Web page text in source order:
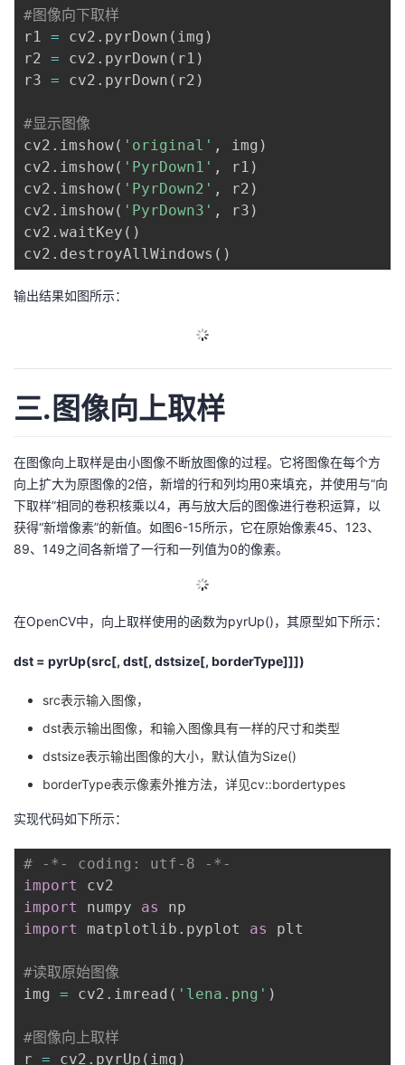
#图像向下取样
r1 = cv2 . pyrDown ( img )
r2 = cv2 . pyrDown ( r1 )
r3 = cv2 . pyrDown ( r2 )
#显示图像
cv2 . imshow( 'original' , img )
cv2 . imshow( 'PyrDown1' , r1 )
cv2 . imshow( 'PyrDown2' , r2 )
cv2 . imshow( 'PyrDown3' , r3 )
cv2 . waitKey ( )
cv2 . destroyAllWindows ( )
输出结果如图所示：
三.图像向上取样
在图像向上取样是由小图像不断放图像的过程。它将图像在每个方
向上扩大为原图像的2倍，新增的行和列均用0来填充，并使用与“向
下取样”相同的卷积核乘以4，再与放大后的图像进行卷积运算，以
获得“新增像素”的新值。如图6-15所示，它在原始像素45、123、
89、149之间各新增了一行和一列值为0的像素。
在OpenCV中，向上取样使用的函数为pyrUp()，其原型如下所示：
dst = pyrUp(src[, dst[, dstsize[, borderType]]])
src表示输入图像，
dst表示输出图像，和输入图像具有一样的尺寸和类型
dstsize表示输出图像的大小，默认值为Size()
borderType表示像素外推方法，详见cv::bordertypes
实现代码如下所示：
# -*- coding: utf-8 -*-
import
import
numpy as
import
matplotlib . pyplot as plt
#读取原始图像
img = cv2 . imread ( 'lena.png' )
#图像向上取样
r = cv2 . pyrUp ( img )